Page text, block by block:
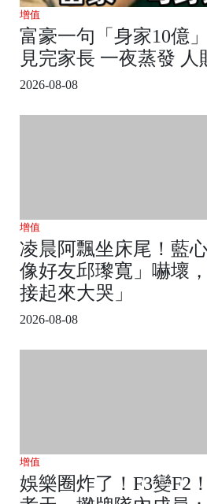
增值
富豪一句「身家10億
見完家長 一夜蒸發 人
2026-08-08
增值
凌晨阿飄坐床尾！藍
像好友邱瓈寬」嚇壞
接起來大哭」
2026-08-08
增值
娛樂圈炸了！F3變F2